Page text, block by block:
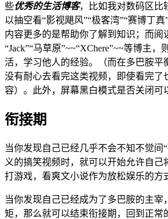
些优秀的生活博客，比如我对数码区比
以抽空看“影视飓风”“极客湾”“赛博丁
内容更多的是帮助你了解到知识；而阅
“Jack”“马草原”~~“XChere”~~等博主
活，学习他人的经验。（而在多巴胺平
没有耐心去看完这类视频，即使看完了
容）。此外，屏幕黑白模式是否关闭可
衔接期
当你发现自己已经几乎不会不知不觉间
义的搞笑视频时，就可以开始允许自己
打游戏，看爽文小说作为放松娱乐的方
当你发现自己已经成为了多巴胺的主宰
矩，那么就可以结束衔接期，回到正常